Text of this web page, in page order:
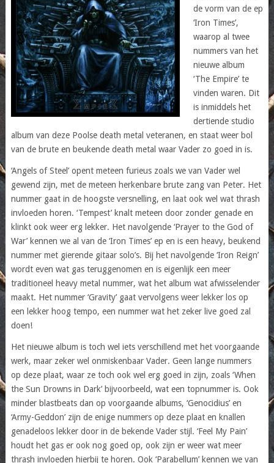
de vorm van de ep
‘Iron Times’,
waarop al twee
nummers van het
nieuwe album
‘The Empire’ te
vinden waren. Dit
is inmiddels het
dertiende studio
album van deze Poolse death metal veteranen, en staat weer bol
van de brute en beukende death metal waar Vader zo goed in is.
‘Angels of Steel’ opent meteen furieus zoals we van Vader wel
gewend zijn, met de meteen herkenbare brute zang van Peter. Het
nummer gaat in de hoogste versnelling, en laat ook wel wat thrash
invloeden horen. ‘Tempest’ knalt meteen door zonder genade en
klinkt ook weer erg lekker. Het navolgende ‘Prayer to the God of
War’ kennen we al van de ‘Iron Times’ ep en is een heavy, beukend
nummer met gierende gitaar solo’s. Bij het navolgende ‘Iron Reign’
wordt even wat gas teruggenomen en is eigenlijk een meer
traditioneel heavy metal nummer, wat het album wat afwisselender
maakt. Het nummer ‘Gravity’ gaat vervolgens weer lekker los op
een lekker hoog tempo, een nummer wat het zeker live goed zal
doen!
Het nieuwe album is toch wel iets verschillend met het voorgaande
werk, maar zeker wel onmiskenbaar Vader. Geen lange nummers
op deze plaat, waar ze toch ook wel erg goed in zijn, zoals ‘When
the Sun Drowns in Dark’ bijvoorbeeld, wat een topnummer is. Ook
minder blastbeats dan op voorgaande albums, ‘Genocidius’ en
‘Army-Geddon’ zijn de enige nummers op deze plaat en knallen
genadeloos lekker door in de bekende Vader stijl. ‘Feel My Pain’
houdt het gas er ook nog goed op, ook zijn er weer wat meer
thrash invloeden hierbij te horen. Ook ‘Parabellum’ kennen we van